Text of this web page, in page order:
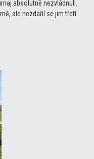
absolutně nezvládnuli.
ale nezdařil se jim třetí